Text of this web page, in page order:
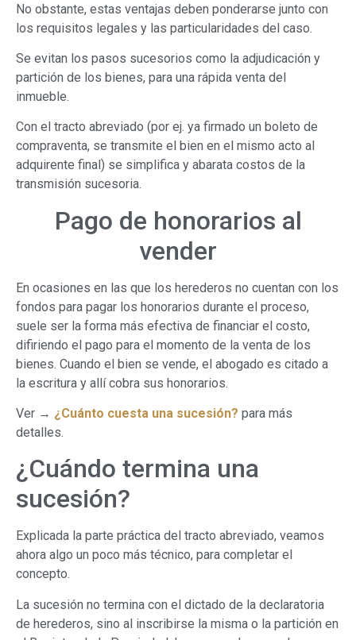
No obstante, estas ventajas deben ponderarse junto con
los requisitos legales y las particularidades del caso.
Se evitan los pasos sucesorios como la adjudicación y
partición de los bienes, para una rápida venta del
inmueble.
Con el tracto abreviado (por ej. ya firmado un boleto de
compraventa, se transmite el bien en el mismo acto al
adquirente final) se simplifica y abarata costos de la
transmisión sucesoria.
Pago de honorarios al
vender
En ocasiones en las que los herederos no cuentan con los
fondos para pagar los honorarios durante el proceso,
suele ser la forma más efectiva de financiar el costo,
difiriendo el pago para el momento de la venta de los
bienes. Cuando el bien se vende, el abogado es citado a
la escritura y allí cobra sus honorarios.
Ver → ¿Cuánto cuesta una sucesión? para más
detalles.
¿Cuándo termina una
sucesión?
Explicada la parte práctica del tracto abreviado, veamos
ahora algo un poco más técnico, para completar el
concepto.
La sucesión no termina con el dictado de la declaratoria
de herederos, sino al inscribirse la misma o la partición en